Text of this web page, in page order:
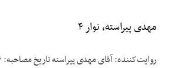
مهدی پیراسته، نوار ۴